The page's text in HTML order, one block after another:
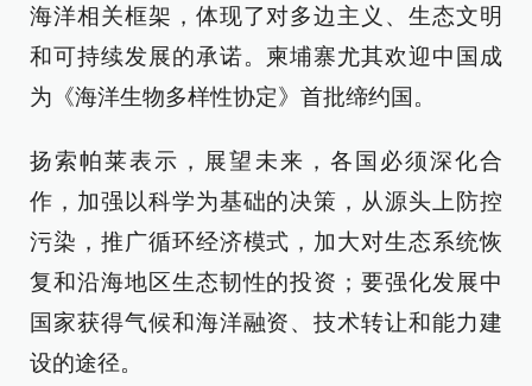
海洋相关框架，体现了对多边主义、生态文明
和可持续发展的承诺。柬埔寨尤其欢迎中国成
为《海洋生物多样性协定》首批缔约国。
扬索帕莱表示，展望未来，各国必须深化合
作，加强以科学为基础的决策，从源头上防控
污染，推广循环经济模式，加大对生态系统恢
复和沿海地区生态韧性的投资；要强化发展中
国家获得气候和海洋融资、技术转让和能力建
设的途径。